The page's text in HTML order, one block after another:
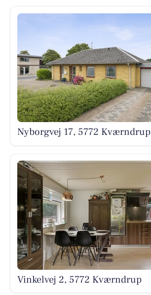
Nyborgvej 17, 5772 Kværndrup
Vinkelvej 2, 5772 Kværndrup